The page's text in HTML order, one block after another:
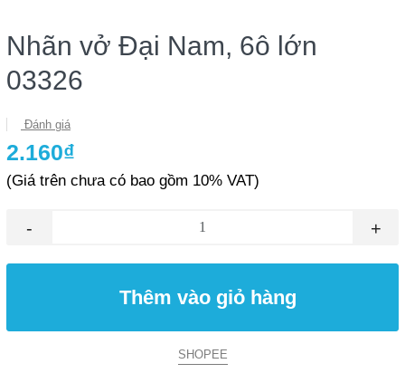
Nhãn vở Đại Nam, 6ô lớn
03326
Đánh giá
2.160₫
(Giá trên chưa có bao gồm 10% VAT)
- +
Thêm vào giỏ hàng
SHOPEE